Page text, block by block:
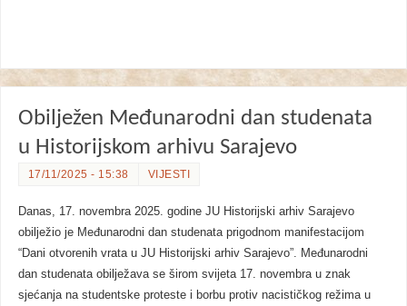
Obilježen Međunarodni dan studenata
u Historijskom arhivu Sarajevo
17/11/2025 - 15:38 VIJESTI
Danas, 17. novembra 2025. godine JU Historijski arhiv Sarajevo
obilježio je Međunarodni dan studenata prigodnom manifestacijom
“Dani otvorenih vrata u JU Historijski arhiv Sarajevo”. Međunarodni
dan studenata obilježava se širom svijeta 17. novembra u znak
sjećanja na studentske proteste i borbu protiv nacističkog režima u